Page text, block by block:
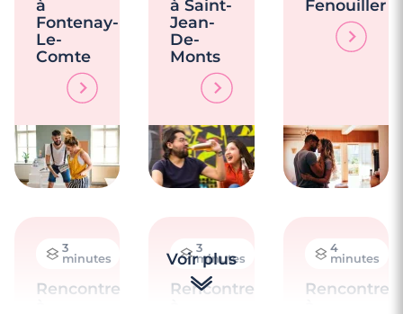
à
Fontenay-
Le-
Comte
à Saint-
Jean-
De-
Monts
Fenouiller
3
minutes
Rencontre
3
minutes
Rencontre
4
minutes
Rencontre
Voir plus